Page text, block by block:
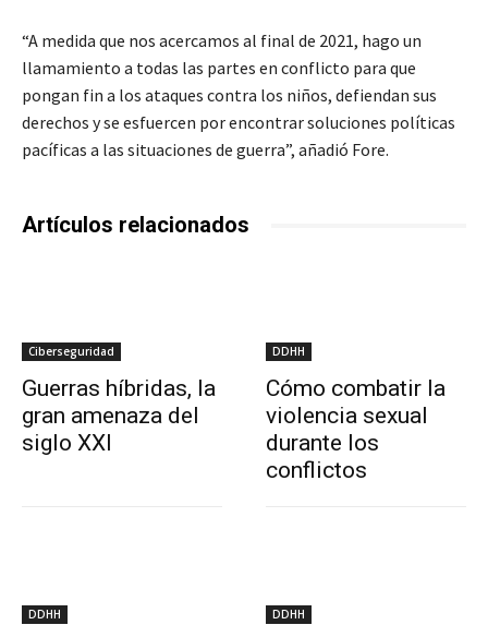
“A medida que nos acercamos al final de 2021, hago un
llamamiento a todas las partes en conflicto para que
pongan fin a los ataques contra los niños, defiendan sus
derechos y se esfuercen por encontrar soluciones políticas
pacíficas a las situaciones de guerra”, añadió Fore.
Artículos relacionados
Ciberseguridad
Guerras híbridas, la
gran amenaza del
siglo XXI
DDHH
Cómo combatir la
violencia sexual
durante los
conflictos
DDHH DDHH